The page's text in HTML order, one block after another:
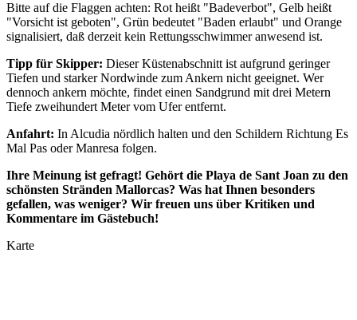
Bitte auf die Flaggen achten: Rot heißt "Badeverbot", Gelb heißt
"Vorsicht ist geboten", Grün bedeutet "Baden erlaubt" und Orange
signalisiert, daß derzeit kein Rettungsschwimmer anwesend ist.
Tipp für Skipper: Dieser Küstenabschnitt ist aufgrund geringer
Tiefen und starker Nordwinde zum Ankern nicht geeignet. Wer
dennoch ankern möchte, findet einen Sandgrund mit drei Metern
Tiefe zweihundert Meter vom Ufer entfernt.
Anfahrt: In Alcudia nördlich halten und den Schildern Richtung Es
Mal Pas oder Manresa folgen.
Ihre Meinung ist gefragt! Gehört die Playa de Sant Joan zu den
schönsten Stränden Mallorcas? Was hat Ihnen besonders
gefallen, was weniger? Wir freuen uns über Kritiken und
Kommentare im Gästebuch!
Karte